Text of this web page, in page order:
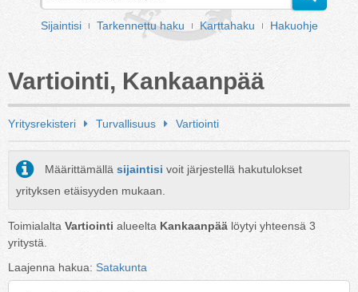
Sijaintisi Tarkennettu haku Karttahaku Hakuohje
Vartiointi, Kankaanpää
Yritysrekisteri Turvallisuus Vartiointi
Määrittämällä sijaintisi voit järjestellä hakutulokset
yrityksen etäisyyden mukaan.
Toimialalta Vartiointi alueelta Kankaanpää löytyi yhteensä 3
yritystä.
Laajenna hakua: Satakunta